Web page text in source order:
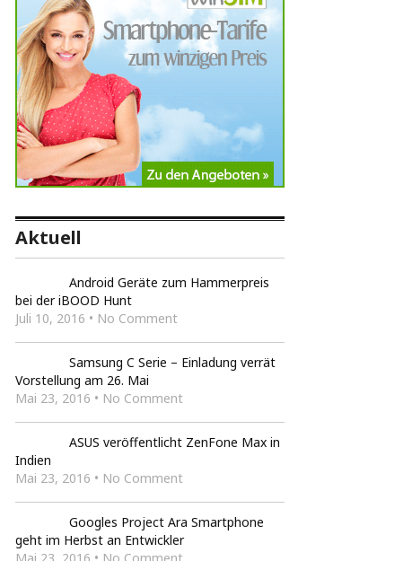
Aktuell
Android Geräte zum Hammerpreis
bei der iBOOD Hunt
Juli 10, 2016 • No Comment
Samsung C Serie – Einladung verrät
Vorstellung am 26. Mai
Mai 23, 2016 • No Comment
ASUS veröffentlicht ZenFone Max in
Indien
Mai 23, 2016 • No Comment
Googles Project Ara Smartphone
geht im Herbst an Entwickler